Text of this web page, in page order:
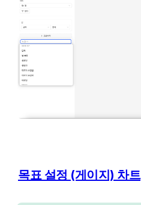
목표 설정 (게이지) 차트